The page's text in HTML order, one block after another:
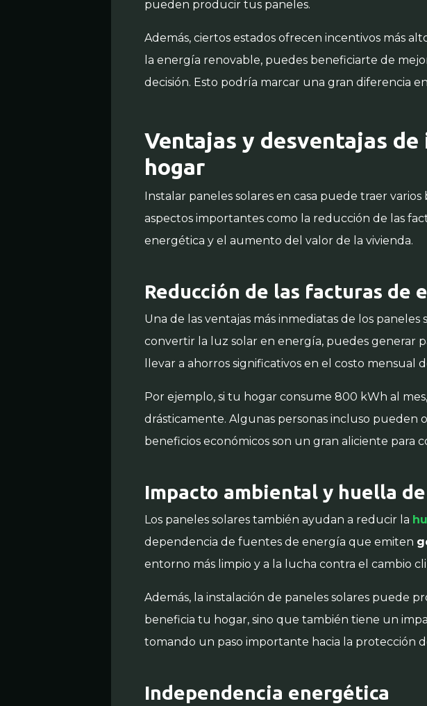
pueden producir tus paneles.
Además, ciertos estados ofrecen incentivos más
la energía renovable, puedes beneficiarte de
decisión. Esto podría marcar una gran diferencia
Ventajas y desventajas
hogar
Instalar paneles solares en casa puede traer
aspectos importantes como la reducción de las
energética y el aumento del valor de la vivienda.
Reducción de las facturas de
Una de las ventajas más inmediatas de los paneles
convertir la luz solar en energía, puedes generar
llevar a ahorros significativos en el costo mensual
Por ejemplo, si tu hogar consume 800 kWh al
drásticamente. Algunas personas incluso
beneficios económicos son un gran aliciente para
Impacto ambiental y huella
Los paneles solares también ayudan a reducir la
dependencia de fuentes de energía que emiten
entorno más limpio y a la lucha contra el cambio
Además, la instalación de paneles solares puede
beneficia tu hogar, sino que también tiene un
tomando un paso importante hacia la protección
Independencia energética